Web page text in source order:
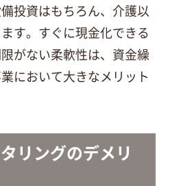
投資はもちろん、介護以
す。すぐに現金化できる
がない柔軟性は、資金繰
において大きなメリット
リングのデメリ